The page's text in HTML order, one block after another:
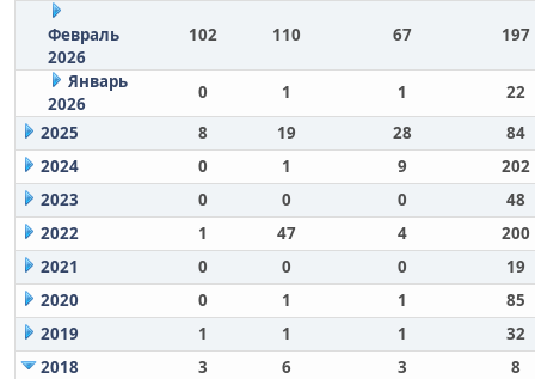
Февраль
2026
102 110 67 197
Январь
2026
0 1 1
22
2025
8 19 28
84
2024
0 1 9
202
2023
0 0 0
48
2022
1 47 4
200
2021
0 0 0
19
2020
0 1 1
85
2019
1 1 1
32
2018
3 6 3
8